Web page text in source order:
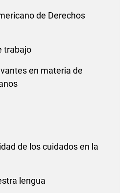
de Derechos
trabajo
en materia de
de los cuidados en la
lengua